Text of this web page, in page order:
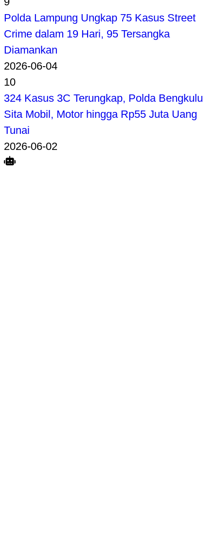
Polda Lampung Ungkap 75 Kasus Street
Crime dalam 19 Hari, 95 Tersangka
Diamankan
2026-06-04
10
324 Kasus 3C Terungkap, Polda Bengkulu
Sita Mobil, Motor hingga Rp55 Juta Uang
Tunai
2026-06-02